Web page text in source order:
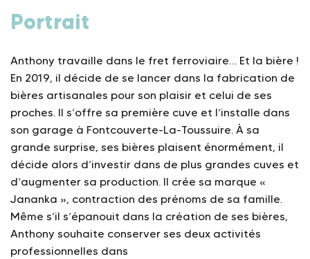
Portrait
Anthony travaille dans le fret ferroviaire… Et la bière !
En 2019, il décide de se lancer dans la fabrication de
bières artisanales pour son plaisir et celui de ses
proches. Il s’offre sa première cuve et l’installe dans
son garage à Fontcouverte-La-Toussuire. À sa
grande surprise, ses bières plaisent énormément, il
décide alors d’investir dans de plus grandes cuves et
d’augmenter sa production. Il crée sa marque «
Jananka », contraction des prénoms de sa famille.
Même s’il s’épanouit dans la création de ses bières,
Anthony souhaite conserver ses deux activités
professionnelles dans